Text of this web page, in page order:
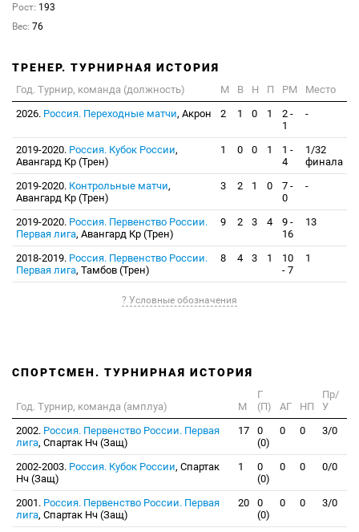
Рост: 193
Вес: 76
ТРЕНЕР. ТУРНИРНАЯ ИСТОРИЯ
Год. Турнир, команда (должность) М В Н П РМ
Место
2026. Россия. Переходные матчи, Акрон 2 1 0 1
2 -
1
-
2019-2020. Россия. Кубок России,
Авангард Кр (Трен)
1 0 0 1
1 -
4
1/32
финала
2019-2020. Контрольные матчи,
Авангард Кр (Трен)
3 2 1 0
7 -
0
-
2019-2020. Россия. Первенство России.
Первая лига, Авангард Кр (Трен)
9 2 3 4
9 -
16
13
2018-2019. Россия. Первенство России.
Первая лига, Тамбов (Трен)
8 4 3 1
10
- 7
1
? Условные обозначения
СПОРТСМЕН. ТУРНИРНАЯ ИСТОРИЯ
Год. Турнир, команда (амплуа) М
Г
(П)
АГ НП
Пр/
У
2002. Россия. Первенство России. Первая
лига, Спартак Нч (Защ)
17
0
(0)
0 0 3/0
2002-2003. Россия. Кубок России, Спартак
Нч (Защ)
1
0
(0)
0 0 0/0
2001. Россия. Первенство России. Первая
лига, Спартак Нч (Защ)
20
0
(0)
0 0 3/0